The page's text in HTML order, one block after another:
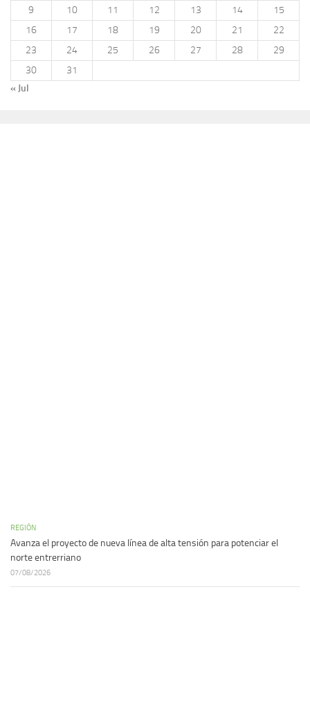
9
10 11 12 13 14
15
16
17 18 19 20 21
22
23
24 25 26 27 28
29
30
31
« Jul
REGIÓN
Avanza el proyecto de nueva línea de alta tensión para potenciar el
norte entrerriano
07/08/2026